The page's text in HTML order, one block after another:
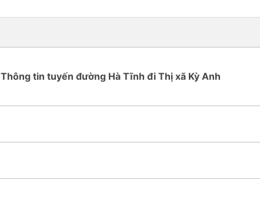
Thông tin tuyến đường Hà Tĩnh đi Thị xã Kỳ Anh